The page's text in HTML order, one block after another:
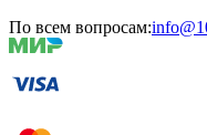
По всем вопросам: